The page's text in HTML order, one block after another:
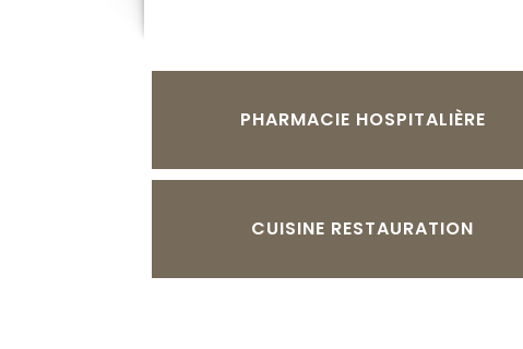
PHARMACIE HOSPITALIÈRE
CUISINE RESTAURATION